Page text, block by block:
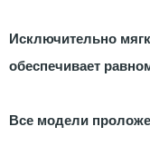
Исключительно
обеспечивает
Все модели